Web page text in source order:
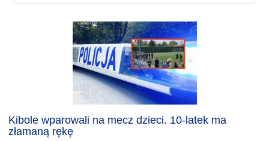
Kibole wparowali na mecz dzieci. 10-latek ma
złamaną rękę